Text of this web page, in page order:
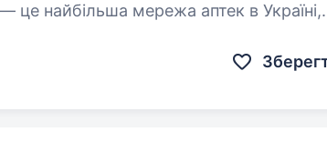
найбільша мережа аптек в Україні,